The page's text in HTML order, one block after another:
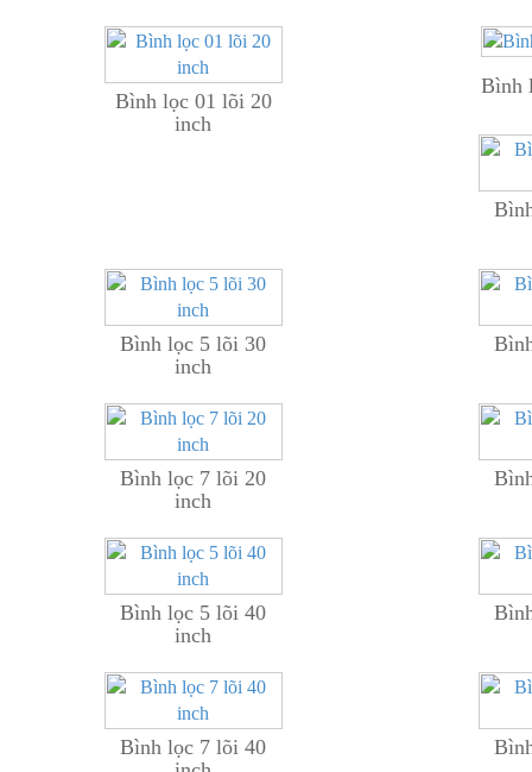
Bình lọc 01 lõi 20
inch
Bình
Bình lọc 5 lõi 30
inch
Bình lọc 7 lõi 20
inch
Bình lọc 5 lõi 40
inch
Bình lọc 7 lõi 40